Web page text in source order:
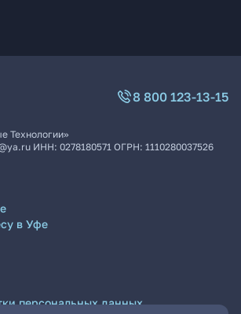
8 800 123-13-15
Технологии»
ИНН: 0278180571 ОГРН: 1110280037526
в Уфе
персональных данных